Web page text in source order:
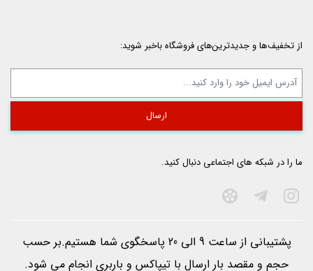
از تخفیف‌ها و جدیدترین‌های فروشگاه باخبر شوید:
ما را در شبکه های اجتماعی دنبال کنید.
پشتیبانی از ساعت 9 الی 20 پاسخگوی شما هستیم.بر حسب
حجم و مقصد بار ارسال با تيپاكس و باربری انجام می شود.